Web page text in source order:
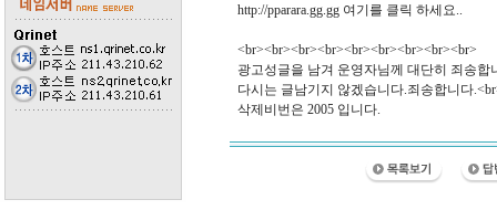
http://pparara.gg.gg 여기를 클릭 하세요..
<br><br><br><br><br><br><br><br><br>
광고성글을 남겨 운영자님께 대단히 죄송합
다시는 글남기지 않겠습니다.죄송합니다
삭제비번은 2005 입니다.